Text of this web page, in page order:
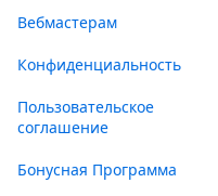
Вебмастерам
Конфиденциальность
Пользовательское
соглашение
Бонусная Программа